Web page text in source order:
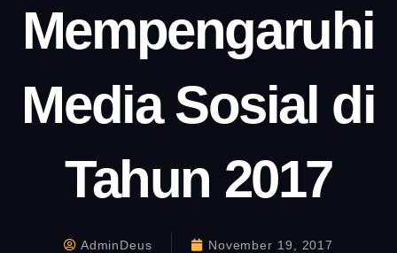
Mempengaruhi
Media Sosial di
Tahun 2017
AdminDeus November 19, 2017